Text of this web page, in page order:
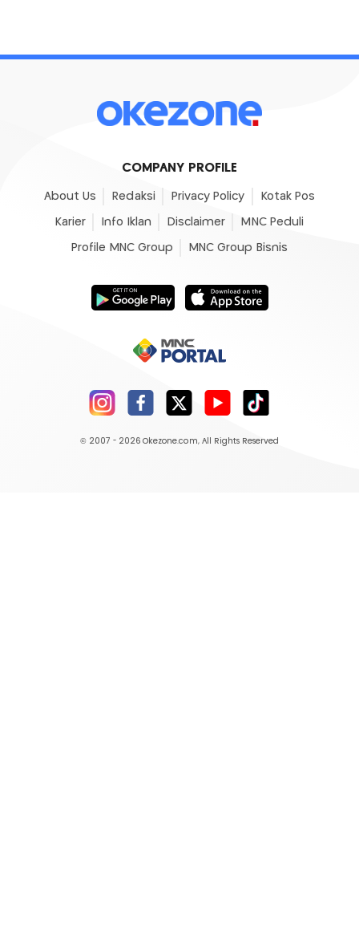
COMPANY PROFILE
About Us Redaksi Privacy Policy Kotak Pos
Karier Info Iklan Disclaimer MNC Peduli
Profile MNC Group MNC Group Bisnis
© 2007 - 2026 Okezone.com, All Rights Reserved